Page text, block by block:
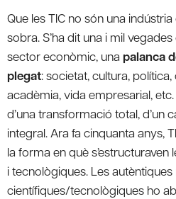
Que les TIC no són una
sobra. S’ha dit una i mil
sector econòmic, una palanca
plegat: societat, cultura,
acadèmia, vida empresarial,
d’una transformació total, d’un
integral. Ara fa cinquanta anys,
la forma en què
i tecnològiques. Les
científiques/tecnològiques ho